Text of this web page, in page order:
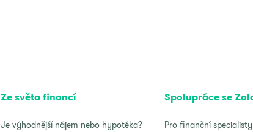
Ze světa financí
Je výhodnější nájem nebo hypotéka?
Spolupráce se
Pro finanční specialisty